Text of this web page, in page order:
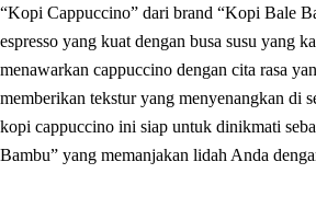
“Kopi Cappuccino” dari brand “Kopi Bale
espresso yang kuat dengan busa susu yang
menawarkan cappuccino dengan cita rasa
memberikan tekstur yang menyenangkan di
kopi cappuccino ini siap untuk dinikmati
Bambu” yang memanjakan lidah Anda